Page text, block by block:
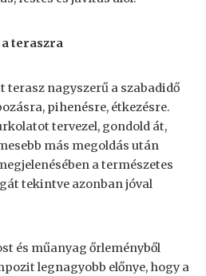
teraszra
terasz nagyszerű a szabadidő
pihenésre, étkezésre.
tervezel, gondold át,
más megoldás után
a természetes
tekintve azonban jóval
és műanyag őrleményből
legnagyobb előnye, hogy a